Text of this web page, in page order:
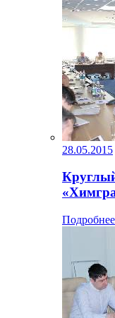
28.05.2015
Подробнее